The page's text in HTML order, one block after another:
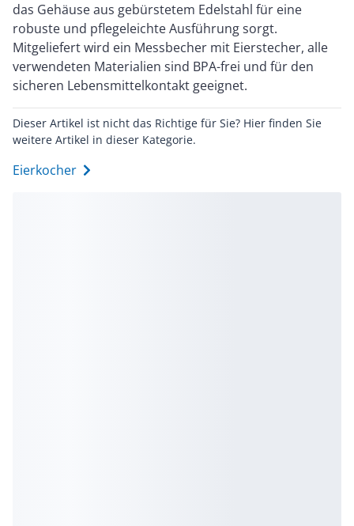
das Gehäuse aus gebürstetem Edelstahl für eine
robuste und pflegeleichte Ausführung sorgt.
Mitgeliefert wird ein Messbecher mit Eierstecher, alle
verwendeten Materialien sind BPA-frei und für den
sicheren Lebensmittelkontakt geeignet.
Dieser Artikel ist nicht das Richtige für Sie? Hier finden Sie
weitere Artikel in dieser Kategorie.
Eierkocher